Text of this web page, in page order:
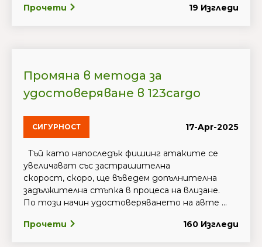
Прочети 19 Изгледи
Промяна в метода за
удостоверяване в 123cargo
СИГУРНОСТ 17-Apr-2025
Тъй като напоследък фишинг атаките се
увеличават със застрашителна
скорост, скоро, ще въведем допълнителна
задължителна стъпка в процеса на влизане.
По този начин удостоверяването на авте ...
Прочети 160 Изгледи